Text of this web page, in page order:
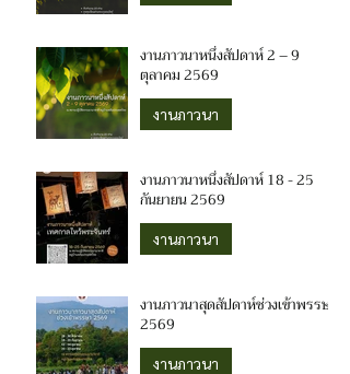
งานภาวนาหนึ่งสัปดาห์ 2 – 9
ตุลาคม 2569
งานภาวนา
งานภาวนาหนึ่งสัปดาห์ 18 - 25
กันยายน 2569
งานภาวนา
งานภาวนาสุดสัปดาห์ช่วงเข้าพรรษา
2569
งานภาวนา